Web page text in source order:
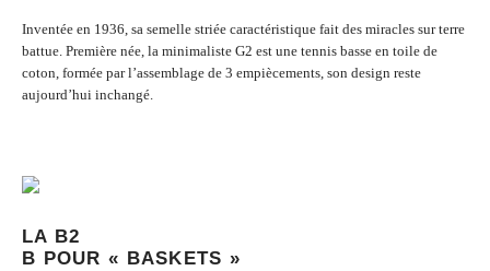
Inventée en 1936, sa semelle striée caractéristique fait des miracles sur terre
battue. Première née, la minimaliste G2 est une tennis basse en toile de
coton, formée par l’assemblage de 3 empiècements, son design reste
aujourd’hui inchangé.
LA B2
B POUR « BASKETS »